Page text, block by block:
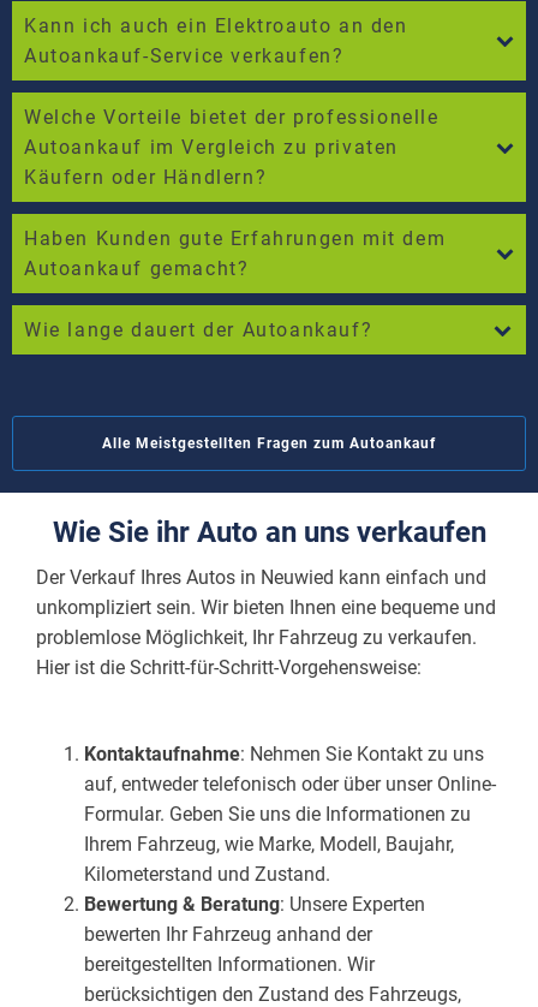
Kann ich auch ein Elektroauto an den
Autoankauf-Service verkaufen?
Welche Vorteile bietet der professionelle
Autoankauf im Vergleich zu privaten
Käufern oder Händlern?
Haben Kunden gute Erfahrungen mit dem
Autoankauf gemacht?
Wie lange dauert der Autoankauf?
Alle Meistgestellten Fragen zum Autoankauf
Wie Sie ihr Auto an uns verkaufen
Der Verkauf Ihres Autos in Neuwied kann einfach und
unkompliziert sein. Wir bieten Ihnen eine bequeme und
problemlose Möglichkeit, Ihr Fahrzeug zu verkaufen.
Hier ist die Schritt-für-Schritt-Vorgehensweise:
Kontaktaufnahme: Nehmen Sie Kontakt zu uns
auf, entweder telefonisch oder über unser Online-
Formular. Geben Sie uns die Informationen zu
Ihrem Fahrzeug, wie Marke, Modell, Baujahr,
Kilometerstand und Zustand.
Bewertung & Beratung: Unsere Experten
bewerten Ihr Fahrzeug anhand der
bereitgestellten Informationen. Wir
berücksichtigen den Zustand des Fahrzeugs,